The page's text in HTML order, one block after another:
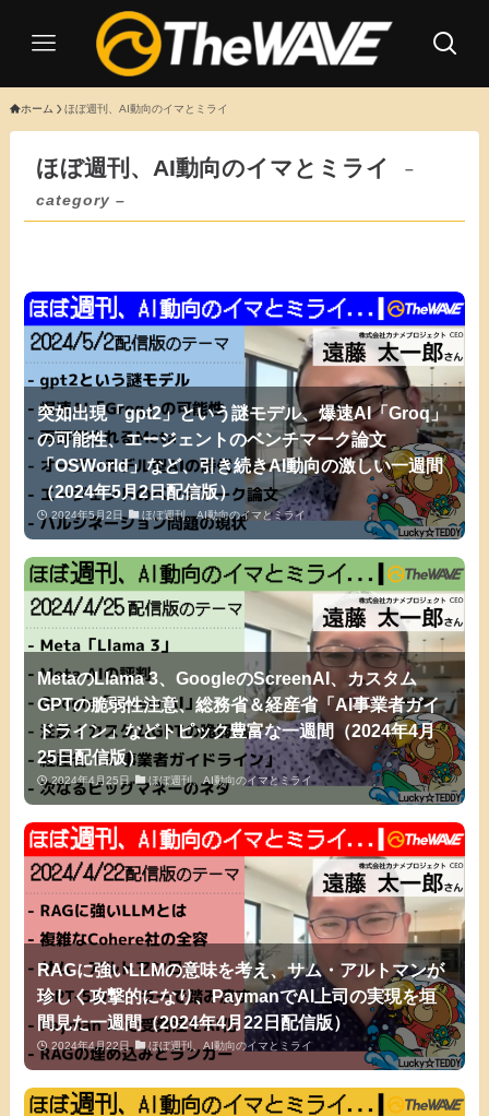
ホーム ほぼ週刊、AI動向のイマとミライ
ほぼ週刊、AI動向のイマとミライ
–
category –
突如出現「gpt2」という謎モデル、爆速AI「Groq」
の可能性、エージェントのベンチマーク論文
「OSWorld」など、引き続きAI動向の激しい一週間
（2024年5月2日配信版）
2024年5月2日 ほぼ週刊、AI動向のイマとミライ
MetaのLlama 3、GoogleのScreenAI、カスタム
GPTの脆弱性注意、総務省＆経産省「AI事業者ガイ
ドライン」などトピック豊富な一週間（2024年4月
25日配信版）
2024年4月25日 ほぼ週刊、AI動向のイマとミライ
RAGに強いLLMの意味を考え、サム・アルトマンが
珍しく攻撃的になり、PaymanでAI上司の実現を垣
間見た一週間（2024年4月22日配信版）
2024年4月22日 ほぼ週刊、AI動向のイマとミライ